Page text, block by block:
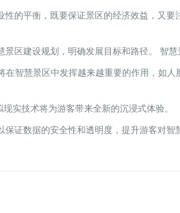
性的平衡，既要保证景区的经济效益，又要
景区建设规划，明确发展目标和路径。 智
在智慧景区中发挥越来越重要的作用，如人
实技术将为游客带来全新的沉浸式体验。
证数据的安全性和透明度，提升游客对智